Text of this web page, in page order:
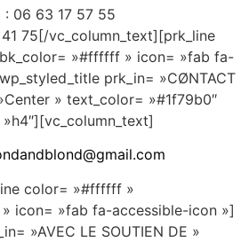
: 06 63 17 57 55
75[/vc_column_text][prk_line
»#ffffff » icon= »fab fa-
prk_in= »CØNTACT
» text_color= »#1f79b0″
color= »#ffffff »
icon= »fab fa-accessible-icon »]
»AVEC LE SOUTIEN DE »